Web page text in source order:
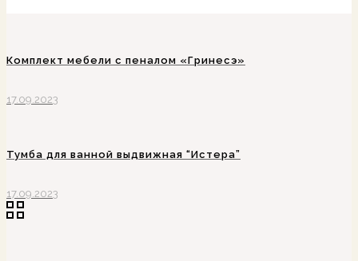
Комплект мебели с пеналом «Гринесэ»
17.09.2023
Тумба для ванной выдвижная “Истера”
17.09.2023